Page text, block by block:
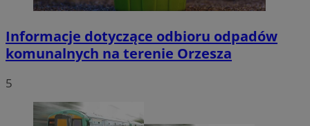
Informacje dotyczące odbioru odpadów
komunalnych na terenie Orzesza
5